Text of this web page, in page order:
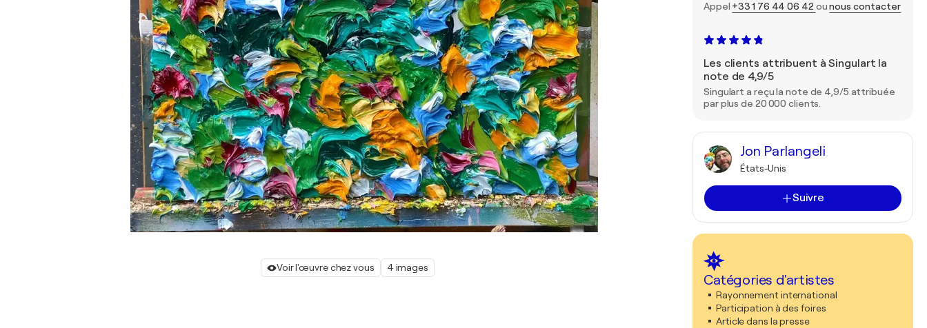
Voir l'œuvre chez vous 4 images
Appel +33 1 76 44 06 42 ounous contacter
Les clients attribuent à Singulart la
note de 4,9/5
Singulart a reçu la note de 4,9/5 attribuée
par plus de 20 000 clients.
Jon Parlangeli
États-Unis
Suivre
Catégories d'artistes
Rayonnement international
Participation à des foires
Article dans la presse